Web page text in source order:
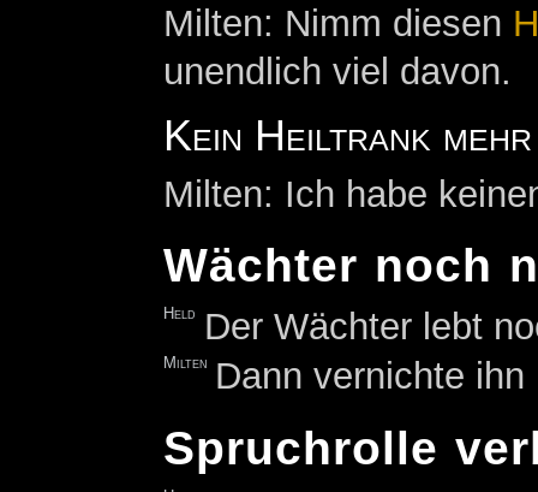
Milten: Nimm diesen
unendlich viel davon.
Kein Heiltrank mehr
Milten: Ich habe
Wächter noch
Held Der Wächter lebt
Milten Dann vernichte
Spruchrolle